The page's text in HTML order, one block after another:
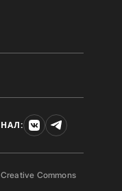
Commons